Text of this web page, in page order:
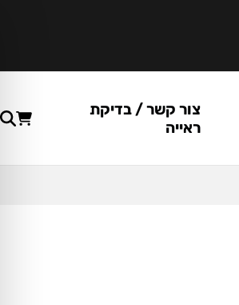
צור קשר / בדיקת
ראייה